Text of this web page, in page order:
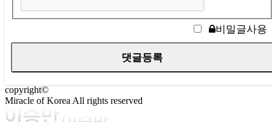
비밀글사용
copyright©
Miracle of Korea All rights reserved